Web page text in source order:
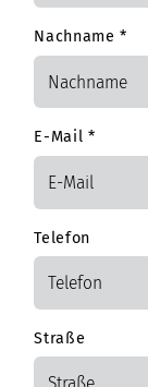
Nachname*
E-Mail *
Telefon
Straße